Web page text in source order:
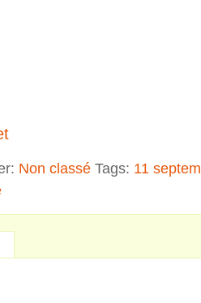
Non classé Tags: 11